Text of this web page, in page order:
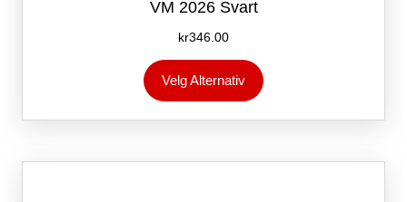
VM 2026 Svart
kr346.00
Velg Alternativ
produktet
flere
Alternativene